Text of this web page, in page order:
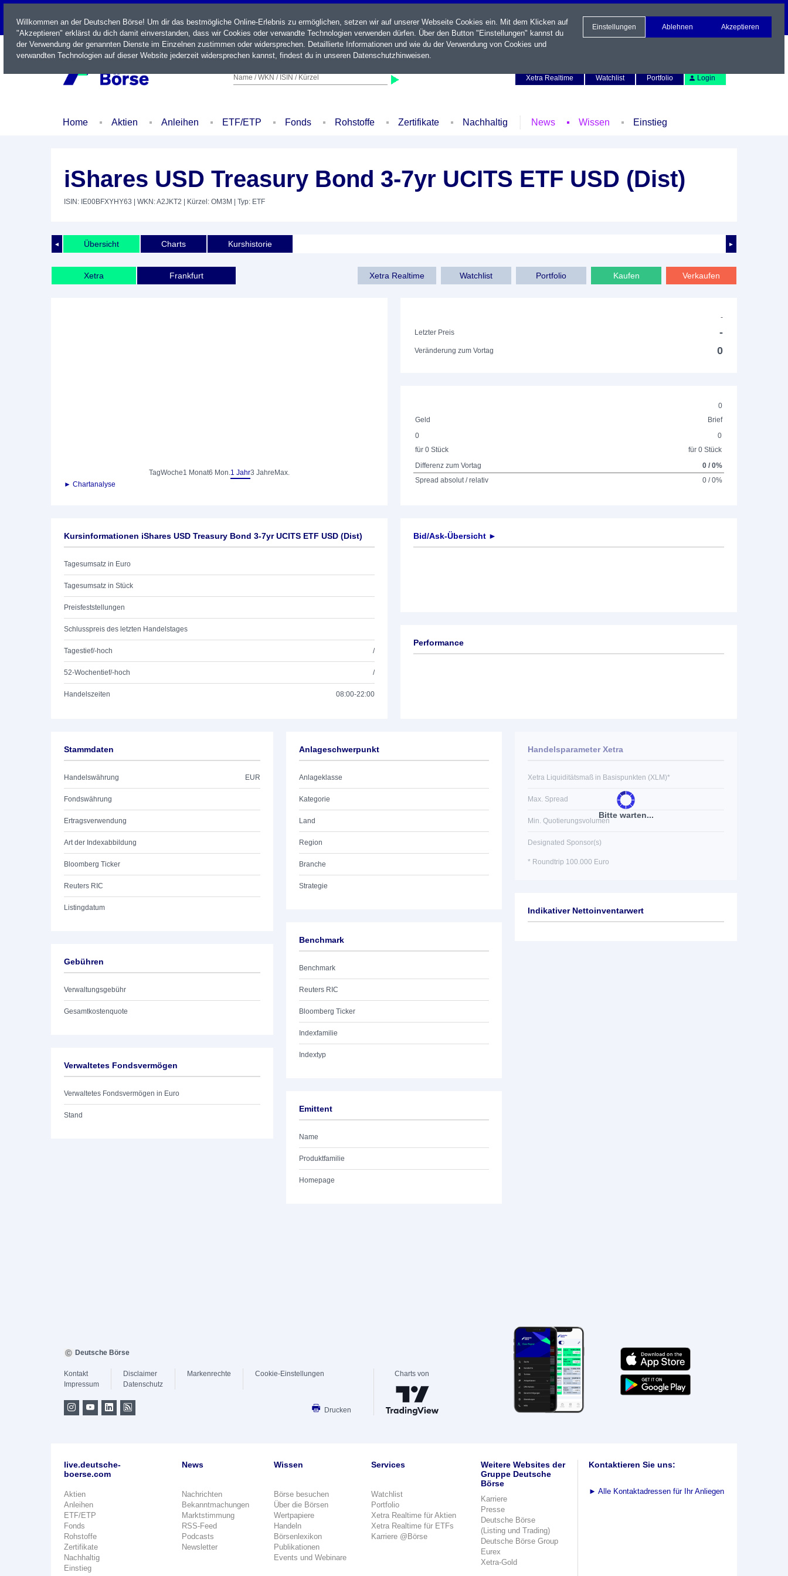
LIVE
Name / WKN / ISIN / Kürzel
Xetra Realtime
Watchlist Portfolio Login
Home Aktien Anleihen ETF/ETP Fonds Rohstoffe Zertifikate Nachhaltig News Wissen Einstieg
iShares USD Treasury Bond 3-7yr UCITS ETF USD (Dist)
ISIN: IE00BFXYHY63 | WKN: A2JKT2 | Kürzel: OM3M | Typ: ETF
◄ ►
Übersicht Charts Kurshistorie
Xetra Frankfurt Xetra Realtime Watchlist Portfolio Kaufen Verkaufen
TagWoche1 Monat6 Mon.1 Jahr3 Jahre Max.
► Chartanalyse
-
Letzter Preis
-
Veränderung zum Vortag 0
0
Geld
Brief
0
für 0 Stück
0
für 0 Stück
Differenz zum Vortag
0 / 0%
Spread absolut / relativ
0 / 0%
Kursinformationen iShares USD Treasury Bond 3-7yr UCITS ETF USD (Dist)
Tagesumsatz in Euro
Tagesumsatz in Stück
Preisfeststellungen
Schlusspreis des letzten Handelstages
Tagestief/-hoch /
52-Wochentief/-hoch /
Handelszeiten 08:00-22:00
Bid/Ask-Übersicht ►
Performance
Stammdaten
Handelswährung EUR
Fondswährung
Ertragsverwendung
Art der Indexabbildung
Bloomberg Ticker
Reuters RIC
Listingdatum
Gebühren
Verwaltungsgebühr
Gesamtkostenquote
Verwaltetes Fondsvermögen
Verwaltetes Fondsvermögen in Euro
Stand
Anlageschwerpunkt
Anlageklasse
Kategorie
Land
Region
Branche
Strategie
Benchmark
Benchmark
Reuters RIC
Bloomberg Ticker
Indexfamilie
Indextyp
Emittent
Name
Produktfamilie
Homepage
Bitte warten...
Handelsparameter Xetra
Xetra Liquiditätsmaß in Basispunkten (XLM)*
Max. Spread
Min. Quotierungsvolumen
Designated Sponsor(s)
* Roundtrip 100.000 Euro
Indikativer Nettoinventarwert
Willkommen an der Deutschen Börse! Um dir das bestmögliche Online-Erlebnis zu ermöglichen, setzen wir auf unserer Webseite Cookies ein. Mit dem Klicken auf
"Akzeptieren" erklärst du dich damit einverstanden, dass wir Cookies oder verwandte Technologien verwenden dürfen. Über den Button "Einstellungen" kannst du
der Verwendung der genannten Dienste im Einzelnen zustimmen oder widersprechen. Detaillierte Informationen und wie du der Verwendung von Cookies und
verwandten Technologien auf dieser Website jederzeit widersprechen kannst, findest du in unseren Datenschutzhinweisen.
Einstellungen Ablehnen Akzeptieren
Deutsche Börse
Kontakt
Impressum
Disclaimer
Datenschutz
Markenrechte Cookie-Einstellungen
Drucken
Charts von
live.deutsche-
boerse.com
Aktien
Anleihen
ETF/ETP
Fonds
Rohstoffe
Zertifikate
Nachhaltig
Einstieg
News
Nachrichten
Bekanntmachungen
Marktstimmung
RSS-Feed
Podcasts
Newsletter
Wissen
Börse besuchen
Über die Börsen
Wertpapiere
Handeln
Börsenlexikon
Publikationen
Events und Webinare
Services
Watchlist
Portfolio
Xetra Realtime für Aktien
Xetra Realtime für ETFs
Karriere @Börse
Weitere Websites der
Gruppe Deutsche
Börse
Karriere
Presse
Deutsche Börse
(Listing und Trading)
Deutsche Börse Group
Eurex
Xetra-Gold
Kontaktieren Sie uns:
► Alle Kontaktadressen für Ihr Anliegen